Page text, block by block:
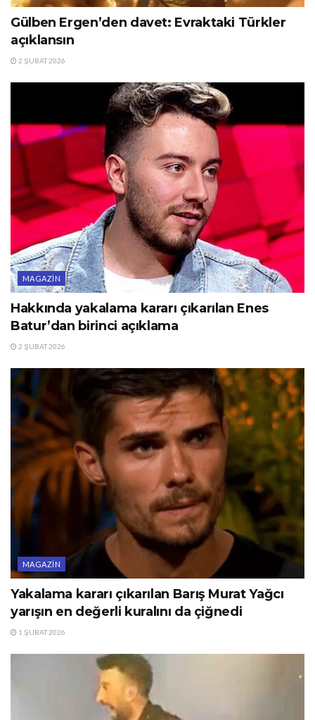
Gülben Ergen’den davet: Evraktaki Türkler
açıklansın
2 ŞUBAT 2026
MAGAZIN
Hakkında yakalama kararı çıkarılan Enes
Batur’dan birinci açıklama
2 ŞUBAT 2026
MAGAZIN
Yakalama kararı çıkarılan Barış Murat Yağcı
yarışın en değerli kuralını da çiğnedi
1 ŞUBAT 2026